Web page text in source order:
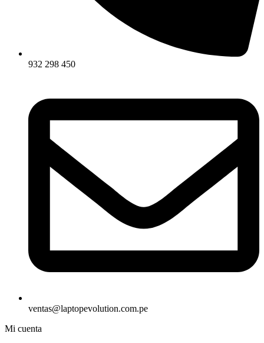
932 298 450
ventas@laptopevolution.com.pe
Mi cuenta